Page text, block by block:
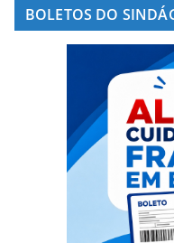
BOLETOS DO